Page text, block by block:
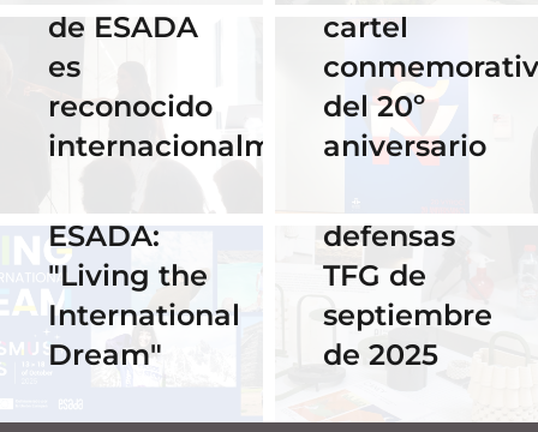
de ESADA
es
reconocido
internacionalmente
cartel
del 20º
aniversario
02 Octubre 2025
Celebra los
#ErasmusDays
ESADA:
"Living the
International
Dream"
16 Septiembre
2025
Horario y
acceso al
streaming
de las
defensas
TFG de
septiembre
de 2025